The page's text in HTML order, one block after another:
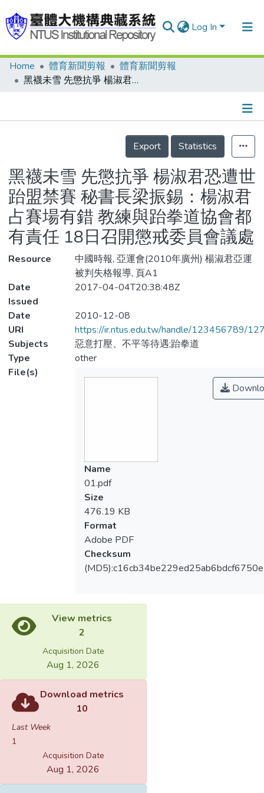
Log In
Communities & Collections
Statistics
Home 體育新聞剪報
體育新聞剪報
黑襪未雪 先懲抗爭 楊淑君恐遭世跆盟禁賽 秘書長梁振錫：楊淑君占賽場有錯 教練與跆拳道協會都有責任 18日召開懲戒委員會議處
Details
Export
Statistics
黑襪未雪 先懲抗爭 楊淑君恐遭世
跆盟禁賽 秘書長梁振錫：楊淑君
占賽場有錯 教練與跆拳道協會都
有責任 18日召開懲戒委員會議處
Resource
中國時報, 亞運會(2010年廣州) 楊淑君亞運
被判失格報導, 頁A1
Date
Issued
2017-04-04T20:38:48Z
Date
2010-12-08
URI
https://ir.ntus.edu.tw/handle/123456789/
Subjects
惡意打壓、不平等待遇;跆拳道
Type
other
File(s)
Name
01.pdf
Size
476.19 KB
Format
Adobe PDF
Checksum
View metrics
2
Acquisition Date
Aug 1, 2026
Download metrics
10
Last Week
1
Acquisition Date
Aug 1, 2026